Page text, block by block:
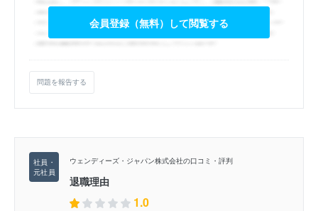
会員登録（無料）して閲覧する
問題を報告する
ウェンディーズ・ジャパン株式会社の口コミ・評判
退職理由
1.0